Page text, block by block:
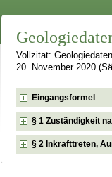
Vollzitat:
20. November 2020
Eingangsformel
§ 1 Zuständigkeit
§ 2 Inkrafttreten,